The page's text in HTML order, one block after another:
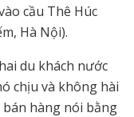
cầu Thê Húc
Hà Nội).
du khách nước
chịu và không hài
hàng nói bằng